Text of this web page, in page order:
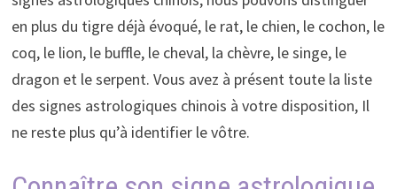
en plus du tigre déjà évoqué, le rat, le chien, le cochon, le
coq, le lion, le buffle, le cheval, la chèvre, le singe, le
dragon et le serpent. Vous avez à présent toute la liste
des signes astrologiques chinois à votre disposition, Il
ne reste plus qu’à identifier le vôtre.